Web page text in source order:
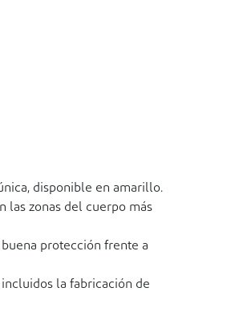
disponible en amarillo.
las zonas del cuerpo más
protección frente a
la fabricación de